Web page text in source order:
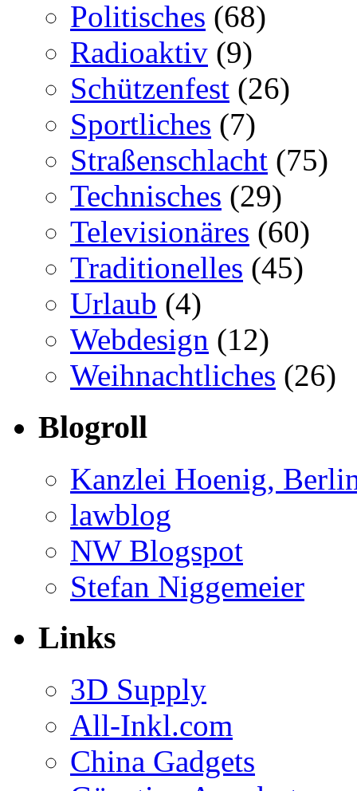
Politisches (68)
Radioaktiv (9)
Schützenfest (26)
Sportliches (7)
Straßenschlacht (75)
Technisches (29)
Televisionäres (60)
Traditionelles (45)
Urlaub (4)
Webdesign (12)
Weihnachtliches (26)
Blogroll
Kanzlei Hoenig,
lawblog
NW Blogspot
Stefan Niggemeier
Links
3D Supply
All-Inkl.com
China Gadgets